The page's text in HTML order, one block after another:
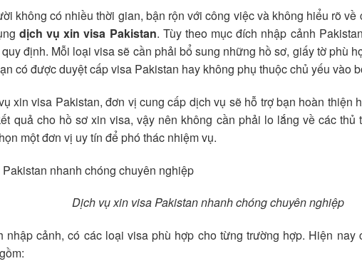
không có nhiều thời gian, bận rộn với công việc và không hiểu rõ về
dịch vụ xin visa Pakistan. Tùy theo mục đích nhập cảnh
định. Mỗi loại visa sẽ cần phải bổ sung những hồ sơ, giấy tờ phù
có được duyệt cấp visa Pakistan hay không phụ thuộc chủ yếu vào
xin visa Pakistan, đơn vị cung cấp dịch vụ sẽ hỗ trợ bạn hoàn thiện
quả cho hồ sơ xin visa, vậy nên không cần phải lo lắng về các
một đơn vị uy tín để phó thác nhiệm vụ.
Dịch vụ xin visa Pakistan nhanh chóng chuyên nghiệp
nhập cảnh, có các loại visa phù hợp cho từng trường hợp. Hiện